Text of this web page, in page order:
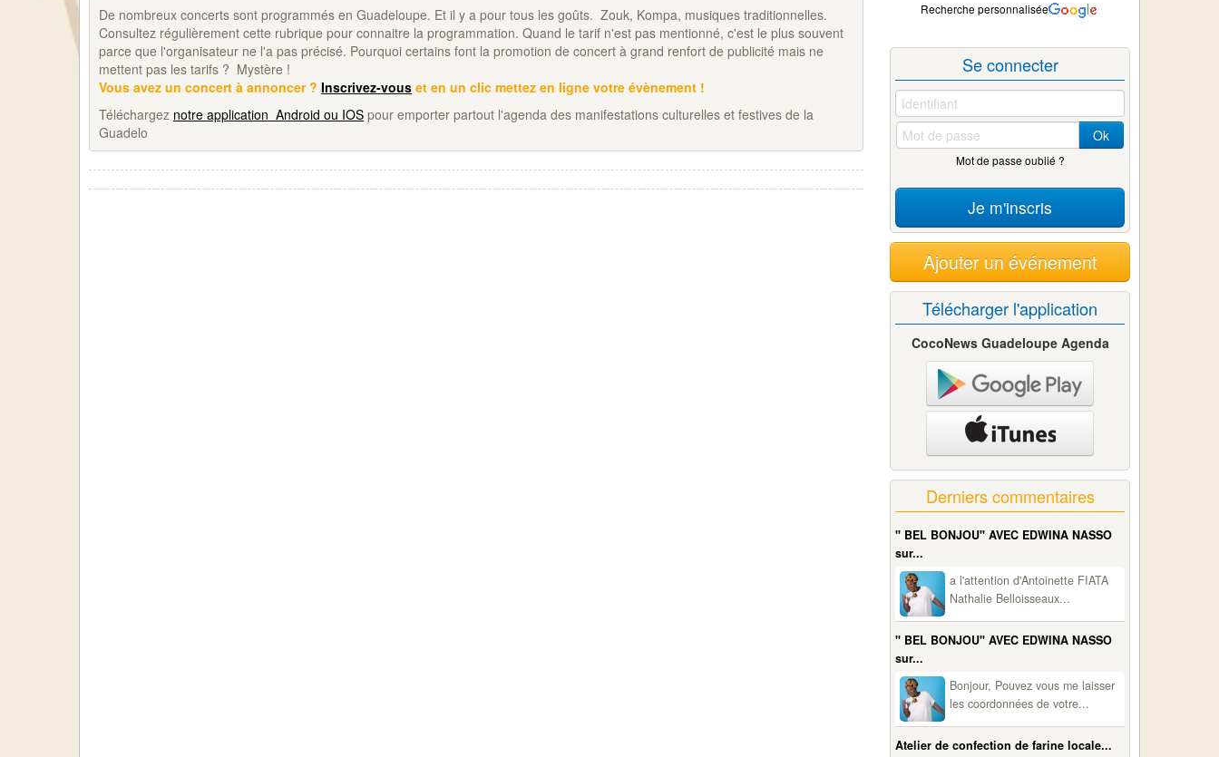
De nombreux concerts sont programmés en Guadeloupe. Et il y a pour tous les goûts. Zouk, Kompa, musiques traditionnelles.
Consultez régulièrement cette rubrique pour connaitre la programmation. Quand le tarif n'est pas mentionné, c'est le plus souvent
parce que l'organisateur ne l'a pas précisé. Pourquoi certains font la promotion de concert à grand renfort de publicité mais ne
mettent pas les tarifs ? Mystère !
Vous avez un concert à annoncer ? Inscrivez-vous et en un clic mettez en ligne votre évènement !
Téléchargez notre application Android ou IOS pour emporter partout l'agenda des manifestations culturelles et festives de la
Guadelo
Recherche personnalisée
Se connecter
Ok
Mot de passe oublié ?
Je m'inscris
Ajouter un événement
Télécharger l'application
CocoNews Guadeloupe Agenda
Derniers commentaires
" BEL BONJOU" AVEC EDWINA NASSO
sur...
a l'attention d'Antoinette FIATA
Nathalie Belloisseaux...
" BEL BONJOU" AVEC EDWINA NASSO
sur...
Bonjour, Pouvez vous me laisser
les coordonnées de votre...
Atelier de confection de farine locale...